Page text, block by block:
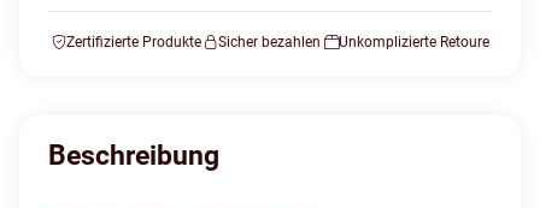
Zertifizierte Produkte Sicher bezahlen Unkomplizierte Retoure
Beschreibung